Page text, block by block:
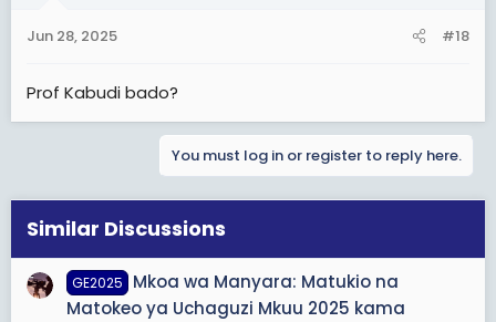
s
Jun 28, 2025 #18
Prof Kabudi bado?
You must log in or register to reply here.
Similar Discussions
GE2025
Mkoa wa Manyara: Matukio na
Matokeo ya Uchaguzi Mkuu 2025 kama